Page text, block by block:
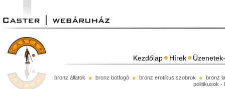
Kezdőlap Hírek
bronz állatok bronz botfogó bronz erotikus szobrok
bronz
politikusok -